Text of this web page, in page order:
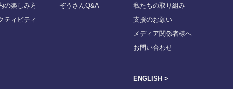
の楽しみ方
ティビティ
ぞうさんQ&A
私たちの取り組み
支援のお願い
メディア関係者様へ
お問い合わせ
ENGLISH >